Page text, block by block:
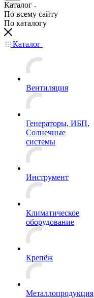
Каталог
По всему сайту
По каталогу
Каталог
Вентиляция
Генераторы, ИБП,
Солнечные
системы
Инструмент
Климатическое
оборудование
Крепёж
Металлопродукция